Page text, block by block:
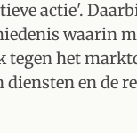
actie'.
waarin
tegen het
diensten en de